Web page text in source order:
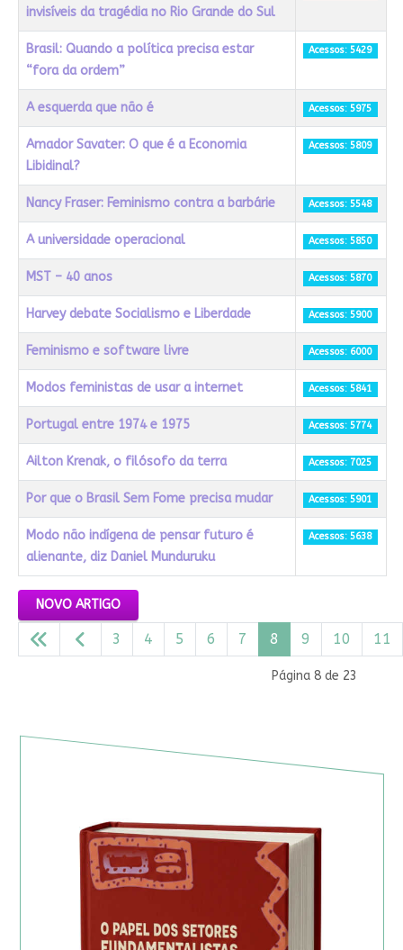
invisíveis da tragédia no Rio Grande do Sul
Brasil: Quando a política precisa estar
“fora da ordem”
Acessos: 5429
A esquerda que não é Acessos: 5975
Amador Savater: O que é a Economia
Libidinal?
Acessos: 5809
Nancy Fraser: Feminismo contra a barbárie Acessos: 5548
A universidade operacional Acessos: 5850
MST – 40 anos Acessos: 5870
Harvey debate Socialismo e Liberdade Acessos: 5900
Feminismo e software livre Acessos: 6000
Modos feministas de usar a internet Acessos: 5841
Portugal entre 1974 e 1975 Acessos: 5774
Ailton Krenak, o filósofo da terra Acessos: 7025
Por que o Brasil Sem Fome precisa mudar Acessos: 5901
Modo não indígena de pensar futuro é
alienante, diz Daniel Munduruku
Acessos: 5638
NOVO ARTIGO
Página 8 de 23
3 4 5 6 7 8 9 10 11